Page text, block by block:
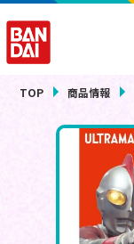
TOP 商品情報